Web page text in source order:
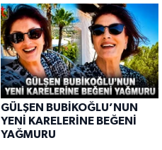
GÜLŞEN BUBİKOĞLU’NUN
YENİ KARELERİNE BEĞENİ
YAĞMURU